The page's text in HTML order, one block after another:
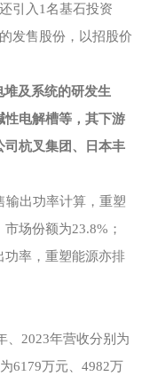
引入1名基石投资
发售股份，以招股价
堆及系统的研发生
性电解槽等，其下游
司杭叉集团、日本丰
输出功率计算，重塑
场份额为23.8%；
功率，重塑能源亦排
、2023年营收分别为
6179万元、4982万